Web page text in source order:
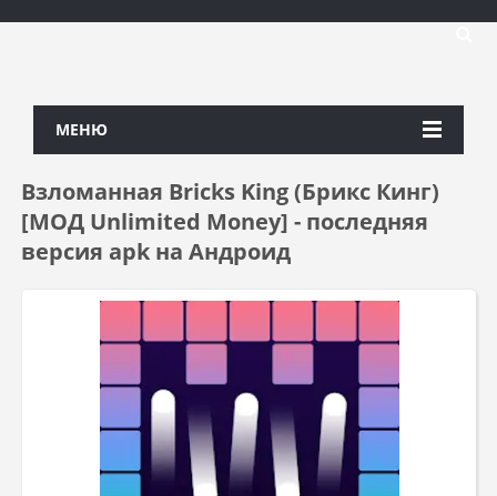
МЕНЮ
Взломанная Bricks King (Брикс Кинг)
[МОД Unlimited Money] - последняя
версия apk на Андроид